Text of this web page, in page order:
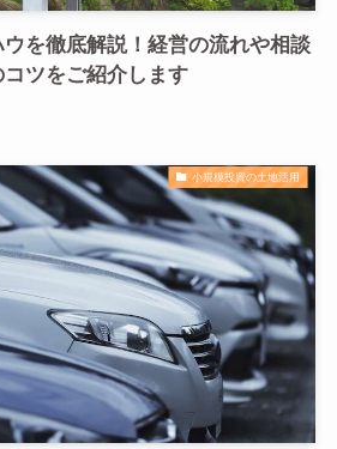
を徹底解説！経営の流れや相談
ツをご紹介します
小規模投資の土地活用